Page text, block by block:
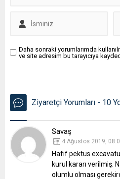
Daha sonraki yorumlarımda
ve site adresim bu tarayıcıya
Ziyaretçi Yorumları - 10
Savaş
4 Ağustos 2019,
Hafif pektus
kurul kararı verilmiş.
olumlu olması